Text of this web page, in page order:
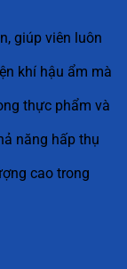
giúp viên luôn
khí hậu ẩm mà
thực phẩm và
năng hấp thụ
cao trong